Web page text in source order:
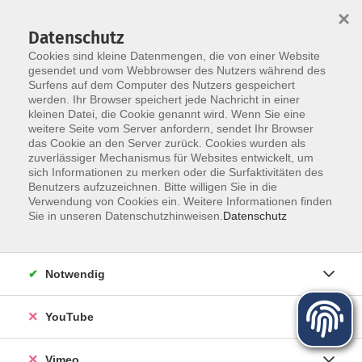
Zum Hauptinhalt springen
Der Kurs konnte nicht gefunden werden.
Über uns
Kursleiter
Partner und Referenzen
Datenschutz
Cookies sind kleine Datenmengen, die von einer Website
gesendet und vom Webbrowser des Nutzers während des
Surfens auf dem Computer des Nutzers gespeichert
werden. Ihr Browser speichert jede Nachricht in einer
kleinen Datei, die Cookie genannt wird. Wenn Sie eine
weitere Seite vom Server anfordern, sendet Ihr Browser
das Cookie an den Server zurück. Cookies wurden als
zuverlässiger Mechanismus für Websites entwickelt, um
sich Informationen zu merken oder die Surfaktivitäten des
Benutzers aufzuzeichnen. Bitte willigen Sie in die
Verwendung von Cookies ein. Weitere Informationen finden
Sie in unseren Datenschutzhinweisen. Datenschutz
×
Notwendig
YouTube